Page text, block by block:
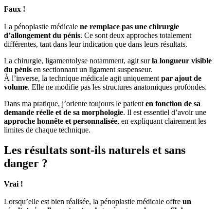
Faux !
La pénoplastie médicale ne remplace pas une chirurgie
d’allongement du pénis. Ce sont deux approches totalement
différentes, tant dans leur indication que dans leurs résultats.
La chirurgie, ligamentolyse notamment, agit surla longueur visible
du pénis en sectionnant un ligament suspenseur.
À l’inverse, la technique médicale agit uniquement par ajout de
volume. Elle ne modifie pas les structures anatomiques profondes.
Dans ma pratique, j’oriente toujours le patient en fonction de sa
demande réelle et de sa morphologie. Il est essentiel d’avoir une
approche honnête et personnalisée, en expliquant clairement les
limites de chaque technique.
Les résultats sont-ils naturels et sans
danger ?
Vrai !
Lorsqu’elle est bien réalisée, la pénoplastie médicale offre un